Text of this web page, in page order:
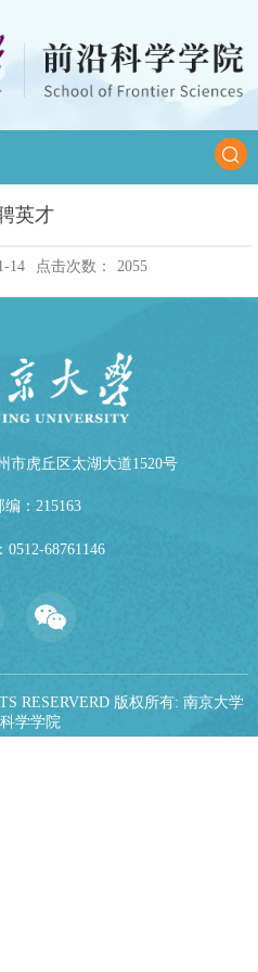
英才
14 点击次数： 2055
市虎丘区太湖大道1520号
编：215163
0512-68761146
RESERVERD 版权所有: 南京大学
学学院